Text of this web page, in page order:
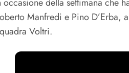
Manfredi e Pino D’Erba,
Voltri.